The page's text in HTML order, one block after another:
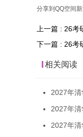
分享到 QQ空间
上一篇 : 26
下一篇 : 26考
相关阅读
2027年
2027年
2027年